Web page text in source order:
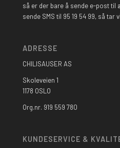
så er der bare å sende e-post til
sende SMS til 95 19 54 99, så tar
ADRESSE
CHILISAUSER AS
Skoleveien 1
1178 OSLO
Org.nr. 919 559 780
KUNDESERVICE &